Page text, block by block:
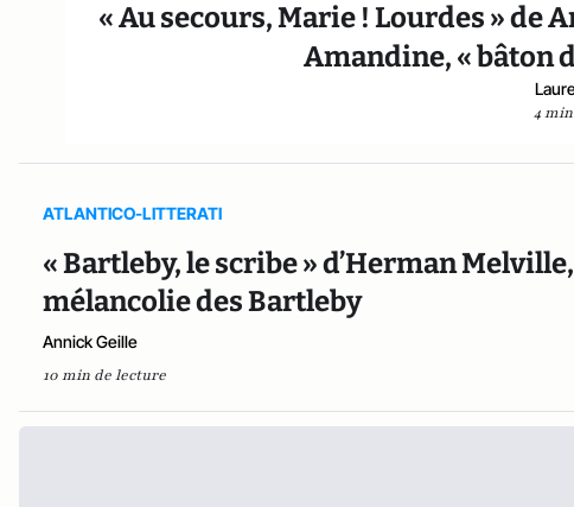
« Au secours, Marie ! Lourdes » de
Amandine, « bâton
4
ATLANTICO-LITTERATI
« Bartleby, le scribe » d’Herman
mélancolie des Bartleby
Annick Geille
10 min de lecture